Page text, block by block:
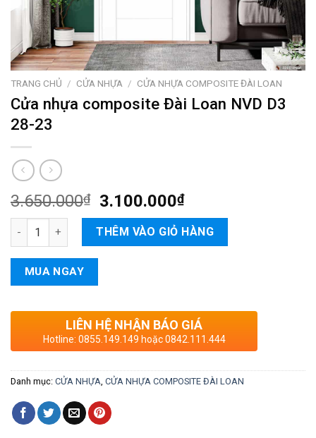
TRANG CHỦ / CỬA NHỰA / CỬA NHỰA COMPOSITE ĐÀI LOAN
Cửa nhựa composite Đài Loan NVD D3
28-23
3.650.000₫ 3.100.000₫
Cửa nhựa composite Đài Loan NVD D3 28-23 số lượng
THÊM VÀO GIỎ HÀNG
MUA NGAY
LIÊN HỆ NHẬN BÁO GIÁ
Hotline: 0855.149.149 hoặc 0842.111.444
Danh mục: CỬA NHỰA CỬA NHỰA COMPOSITE ĐÀI LOAN